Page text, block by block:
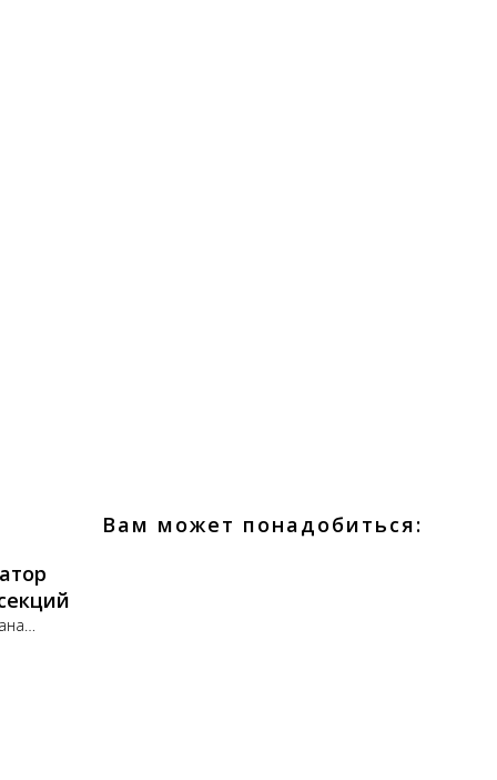
Вам может понадобиться: